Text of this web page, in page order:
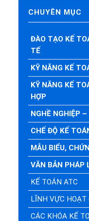
CHUYÊN MỤC
ĐÀO TẠO KẾ
TẾ
KỸ NĂNG KẾ
KỸ NĂNG KẾ
HỢP
NGHỀ NGHIỆP
CHẾ ĐỘ KẾ
MẪU BIỂU,
VĂN BẢN PHÁP
KẾ TOÁN ATC
LĨNH VỰC HOẠT
CÁC KHÓA KẾ